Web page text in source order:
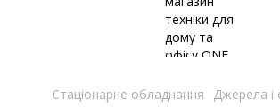
Стаціонарне обладнання Джерела і